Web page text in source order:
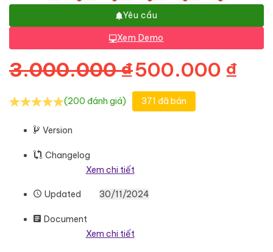
Yêu cầu
Xem Demo
3.000.000₫Giá gốc là:
500.000 ₫
(200 đánh giá) 371 đã bán
Version
Changelog
Xem chi tiết
Updated 30/11/2024
Document
Xem chi tiết